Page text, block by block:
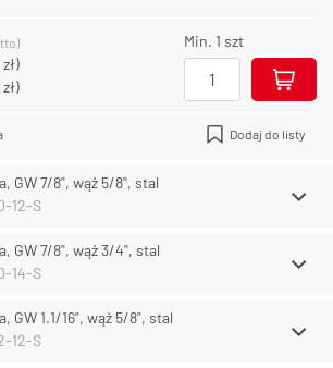
)
)
Min. 1 szt
Dodaj do listy
GW 7/8", wąż 5/8", stal
12-S
GW 7/8", wąż 3/4", stal
14-S
GW 1.1/16", wąż 5/8", stal
12-S